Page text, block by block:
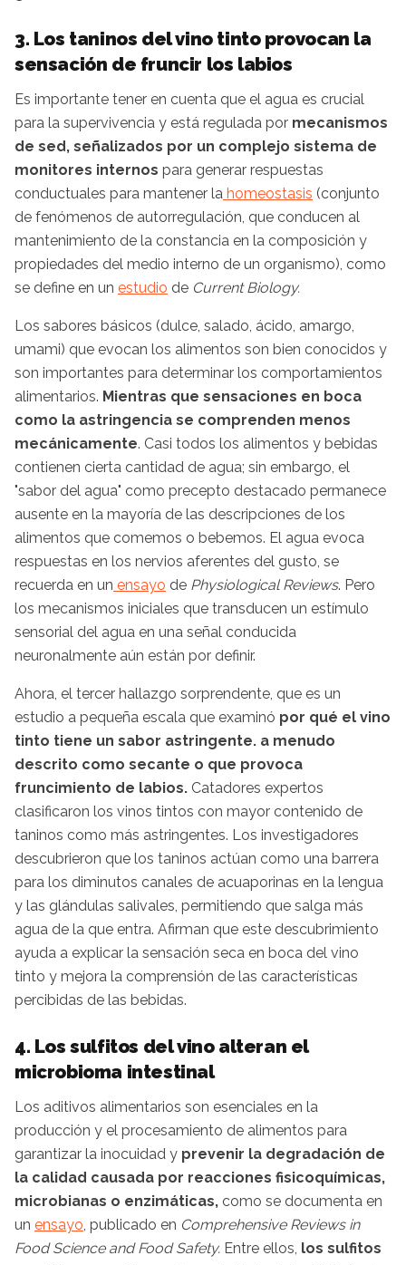
3. Los taninos del vino tinto provocan la
sensación de fruncir los labios
Es importante tener en cuenta que el agua es crucial
para la supervivencia y está regulada por mecanismos
de sed, señalizados por un complejo sistema de
monitores internos para generar respuestas
conductuales para mantener la homeostasis (conjunto
de fenómenos de autorregulación, que conducen al
mantenimiento de la constancia en la composición y
propiedades del medio interno de un organismo), como
se define en un estudio de Current Biology.
Los sabores básicos (dulce, salado, ácido, amargo,
umami) que evocan los alimentos son bien conocidos y
son importantes para determinar los comportamientos
alimentarios. Mientras que sensaciones en boca
como la astringencia se comprenden menos
mecánicamente. Casi todos los alimentos y bebidas
contienen cierta cantidad de agua; sin embargo, el
"sabor del agua" como precepto destacado permanece
ausente en la mayoría de las descripciones de los
alimentos que comemos o bebemos. El agua evoca
respuestas en los nervios aferentes del gusto, se
recuerda en un ensayo de Physiological Reviews. Pero
los mecanismos iniciales que transducen un estímulo
sensorial del agua en una señal conducida
neuronalmente aún están por definir.
Ahora, el tercer hallazgo sorprendente, que es un
estudio a pequeña escala que examinó por qué el vino
tinto tiene un sabor astringente. a menudo
descrito como secante o que provoca
fruncimiento de labios. Catadores expertos
clasificaron los vinos tintos con mayor contenido de
taninos como más astringentes. Los investigadores
descubrieron que los taninos actúan como una barrera
para los diminutos canales de acuaporinas en la lengua
y las glándulas salivales, permitiendo que salga más
agua de la que entra. Afirman que este descubrimiento
ayuda a explicar la sensación seca en boca del vino
tinto y mejora la comprensión de las características
percibidas de las bebidas.
4. Los sulfitos del vino alteran el
microbioma intestinal
Los aditivos alimentarios son esenciales en la
producción y el procesamiento de alimentos para
garantizar la inocuidad y prevenir la degradación de
la calidad causada por reacciones fisicoquímicas,
microbianas o enzimáticas, como se documenta en
un ensayo, publicado en Comprehensive Reviews in
Food Science and Food Safety. Entre ellos, los sulfitos